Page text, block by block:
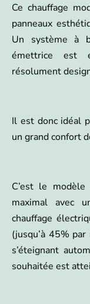
Ce chauffage
panneaux
Un système à
émettrice est
résolument
Il est donc idéal
un grand confort
C’est le
maximal avec
chauffage
(jusqu’à 45%
s’éteignant
souhaitée est